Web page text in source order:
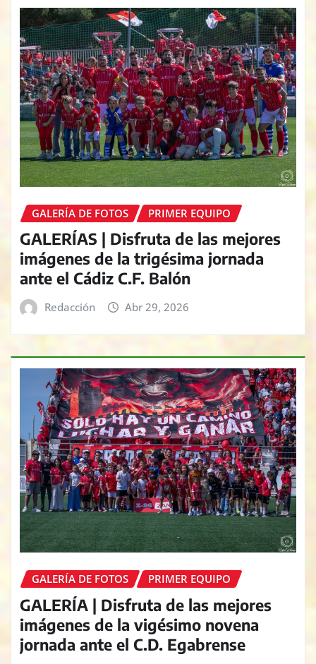
GALERÍA DE FOTOS PRIMER EQUIPO
GALERÍAS | Disfruta de las mejores
imágenes de la trigésima jornada
ante el Cádiz C.F. Balón
Redacción Abr 29, 2026
GALERÍA DE FOTOS PRIMER EQUIPO
GALERÍA | Disfruta de las mejores
imágenes de la vigésimo novena
jornada ante el C.D. Egabrense